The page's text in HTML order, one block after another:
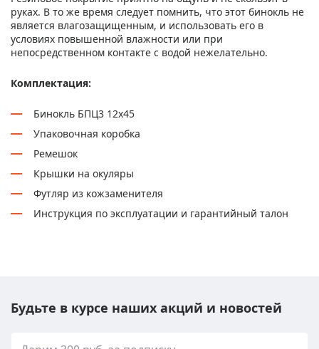
руках. В то же время следует помнить, что этот бинокль не
является влагозащищенным, и использовать его в
условиях повышенной влажности или при
непосредственном контакте с водой нежелательно.
Комплектация:
Бинокль БПЦ3 12х45
Упаковочная коробка
Ремешок
Крышки на окуляры
Футляр из кожзаменителя
Инструкция по эксплуатации и гарантийный талон
Будьте в курсе наших акций и новостей